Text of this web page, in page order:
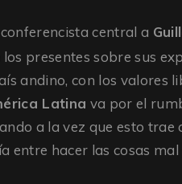
central a
presentes sobre sus
andino, con los valores
Latina va por el
a la vez que esto
entre hacer las cosas mal